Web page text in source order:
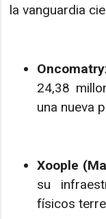
la vanguardia
24,38
una nueva
Xoople
su
físicos